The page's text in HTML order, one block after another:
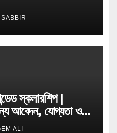
স্কলারশিপ |
জন্য আবেদন, যোগ্যতা ও
ALI